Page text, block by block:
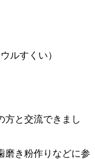
ルすくい）
方と交流できまし
磨き粉作りなどに参